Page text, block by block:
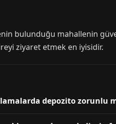
bulunduğu mahallenin
ziyaret etmek en iyisidir.
depozito zorunlu